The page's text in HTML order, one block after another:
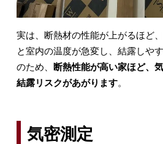
実は、断熱材の性能が上がるほど
と室内の温度が急変し、結露しや
のため、 断熱性能が高い家ほど、
結露リスクがあがります。
気密測定